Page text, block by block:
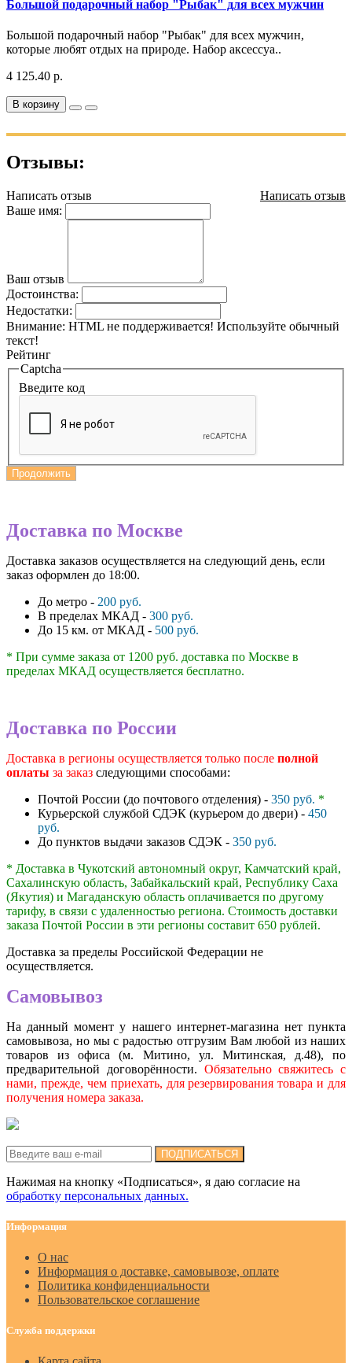
Большой подарочный набор "Рыбак" для всех мужчин
Большой подарочный набор "Рыбак" для всех мужчин,
которые любят отдых на природе. Набор аксессуа..
4 125.40 р.
В корзину
Отзывы:
Написать отзыв
Написать отзыв
Ваше имя:
Ваш отзыв
Достоинства:
Недостатки:
Внимание: HTML не поддерживается! Используйте обычный
текст!
Рейтинг
Captcha
Введите код
Продолжить
Доставка по Москве
Доставка заказов осуществляется на следующий день, если
заказ оформлен до 18:00.
До метро - 200 руб.
В пределах МКАД - 300 руб.
До 15 км. от МКАД - 500 руб.
* При сумме заказа от 1200 руб. доставка по Москве в
пределах МКАД осуществляется бесплатно.
Доставка по России
Доставка в регионы осуществляется только после полной
оплаты за заказ следующими способами:
Почтой России (до почтового отделения) - 350 руб. *
Курьерской службой СДЭК (курьером до двери) - 450
руб.
До пунктов выдачи заказов СДЭК - 350 руб.
* Доставка в Чукотский автономный округ, Камчатский край,
Сахалинскую область, Забайкальский край, Республику Саха
(Якутия) и Магаданскую область оплачивается по другому
тарифу, в связи с удаленностью региона. Стоимость доставки
заказа Почтой России в эти регионы составит 650 рублей.
Доставка за пределы Российской Федерации не
осуществляется.
Самовывоз
На данный момент у нашего интернет-магазина нет пункта
самовывоза, но мы с радостью отгрузим Вам любой из наших
товаров из офиса (м. Митино, ул. Митинская, д.48), по
предварительной договорённости. Обязательно свяжитесь с
нами, прежде, чем приехать, для резервирования товара и для
получения номера заказа.
ПОДПИСАТЬСЯ
Нажимая на кнопку «Подписаться», я даю cогласие на
обработку персональных данных.
Информация
О нас
Информация о доставке, самовывозе, оплате
Политика конфиденциальности
Пользовательское соглашение
Служба поддержки